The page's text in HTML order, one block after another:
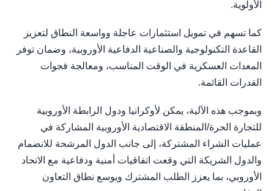
الأولوية.
كما تسهم في تمويل استثمارات عاجلة وواسعة النطاق لتعزيز
القاعدة التكنولوجية والصناعية الدفاعية الأوروبية، وضمان توفر
المعدات العسكرية في الوقت المناسب، ومعالجة فجوات
القدرات القائمة.
وبموجب هذه الآلية، يمكن لأوكرانيا ودول الرابطة الأوروبية
للتجارة الحرة/المنطقة الاقتصادية الأوروبية المشاركة في
عمليات الشراء المشتركة، إلى جانب الدول المرشحة للانضمام
والدول الشريكة التي وقعت اتفاقيات أمنية ودفاعية مع الاتحاد
الأوروبي، بما يعزز الطلب المشترك ويوسع نطاق التعاون